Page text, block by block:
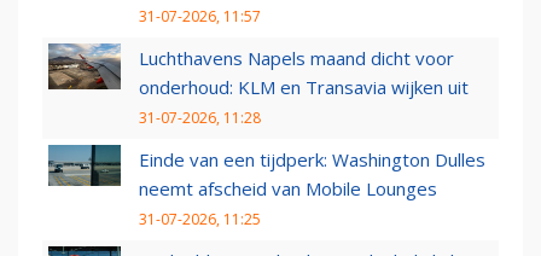
31-07-2026, 11:57
Luchthavens Napels maand dicht voor
onderhoud: KLM en Transavia wijken uit
31-07-2026, 11:28
Einde van een tijdperk: Washington Dulles
neemt afscheid van Mobile Lounges
31-07-2026, 11:25